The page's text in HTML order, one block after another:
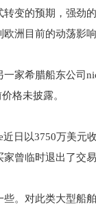
变的预期，强劲
洲目前的动荡影
家希腊船东公司
格未披露。
近日以3750万美
曾临时退出了交易
。对此类大型船